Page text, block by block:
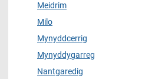
Meidrim
Milo
Mynyddcerrig
Mynyddygarreg
Nantgaredig